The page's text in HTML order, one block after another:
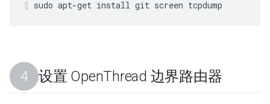
sudo apt-get install git screen tcpdump
设置 OpenThread 边界路由器